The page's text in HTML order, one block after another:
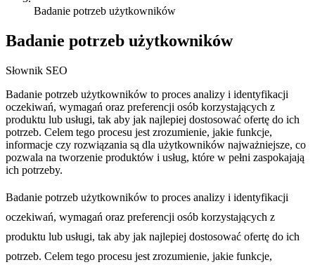
Badanie potrzeb użytkowników
Badanie potrzeb użytkowników
Słownik SEO
Badanie potrzeb użytkowników to proces analizy i identyfikacji
oczekiwań, wymagań oraz preferencji osób korzystających z
produktu lub usługi, tak aby jak najlepiej dostosować ofertę do ich
potrzeb. Celem tego procesu jest zrozumienie, jakie funkcje,
informacje czy rozwiązania są dla użytkowników najważniejsze, co
pozwala na tworzenie produktów i usług, które w pełni zaspokajają
ich potrzeby.
Badanie potrzeb użytkowników to proces analizy i identyfikacji
oczekiwań, wymagań oraz preferencji osób korzystających z
produktu lub usługi, tak aby jak najlepiej dostosować ofertę do ich
potrzeb. Celem tego procesu jest zrozumienie, jakie funkcje,